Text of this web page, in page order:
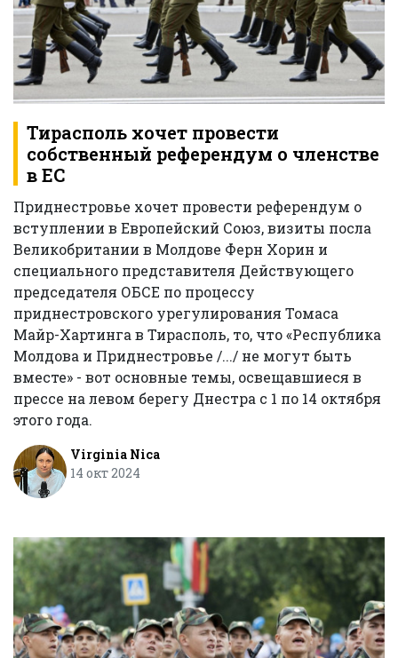
Тирасполь хочет провести
собственный референдум о членстве
в ЕС
Приднестровье хочет провести референдум о
вступлении в Европейский Союз, визиты посла
Великобритании в Молдове Ферн Хорин и
специального представителя Действующего
председателя ОБСЕ по процессу
приднестровского урегулирования Томаса
Майр-Хартинга в Тирасполь, то, что «Республика
Молдова и Приднестровье /.../ не могут быть
вместе» - вот основные темы, освещавшиеся в
прессе на левом берегу Днестра с 1 по 14 октября
этого года.
Virginia Nica
14 окт 2024